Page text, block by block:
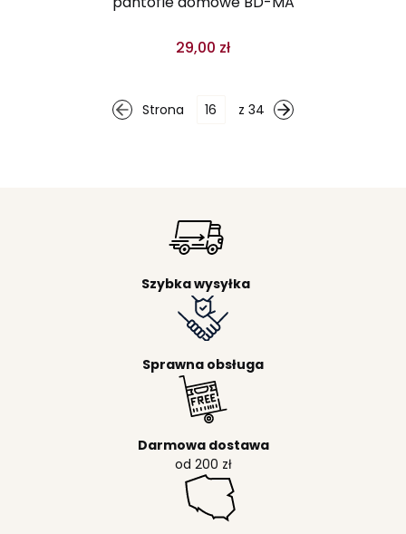
29,00 zł
Strona z 34
Szybka wysyłka
Sprawna obsługa
Darmowa dostawa
od 200 zł